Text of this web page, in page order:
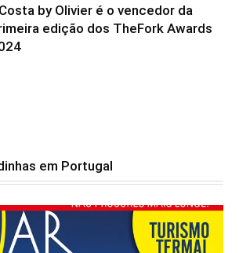
by Olivier é o vencedor da
edição dos TheFork Awards
em Portugal